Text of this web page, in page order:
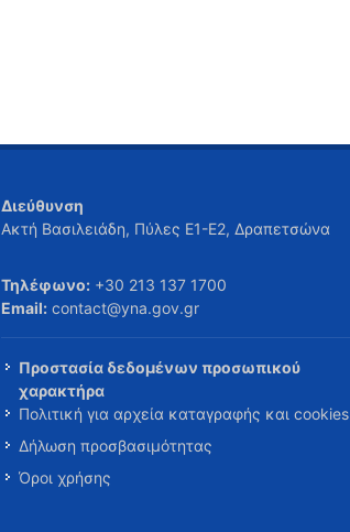
Διεύθυνση
Ακτή Βασιλειάδη, Πύλες Ε1-Ε2, Δραπετσώνα
Τηλέφωνο: +30 213 137 1700
Email: contact@yna.gov.gr
Προστασία δεδομένων προσωπικού
χαρακτήρα
Πολιτική για αρχεία καταγραφής και cookies
Δήλωση προσβασιμότητας
Όροι χρήσης